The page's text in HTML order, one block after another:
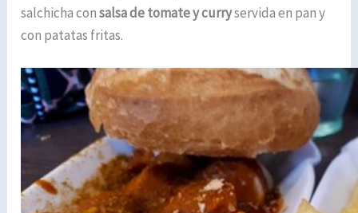
salchicha consalsa de tomate y curryservida en pan y
con patatas fritas.